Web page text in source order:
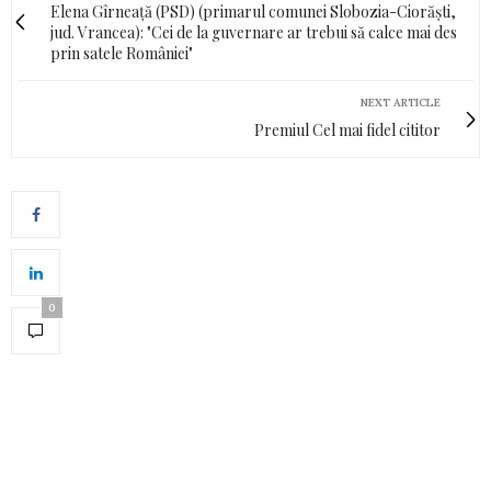
Elena Gîrneață (PSD) (primarul comunei Slobozia-Ciorăști,
jud. Vrancea): "Cei de la guvernare ar trebui să calce mai des
prin satele României"
NEXT ARTICLE
Premiul Cel mai fidel cititor
0